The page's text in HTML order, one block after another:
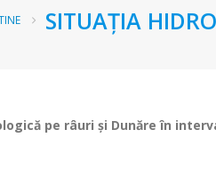
SITUAȚIA
pe râuri și Dunăre în